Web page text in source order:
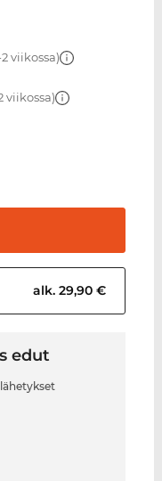
viikossa)
viikossa)
alk. 29,90 €
edut